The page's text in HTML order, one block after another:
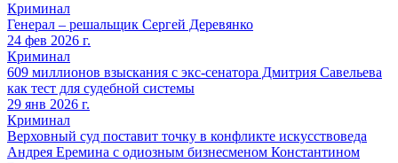
Криминал
Генерал – решальщик Сергей Деревянко
24 фев 2026 г.
Криминал
609 миллионов взыскания с экс-сенатора Дмитрия Савельева
как тест для судебной системы
29 янв 2026 г.
Криминал
Верховный суд поставит точку в конфликте искусствоведа
Андрея Еремина с одиозным бизнесменом Константином